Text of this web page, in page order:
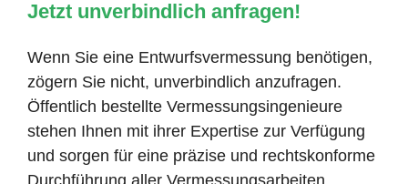
Jetzt unverbindlich anfragen!
Wenn Sie eine Entwurfsvermessung benötigen,
zögern Sie nicht, unverbindlich anzufragen.
Öffentlich bestellte Vermessungsingenieure
stehen Ihnen mit ihrer Expertise zur Verfügung
und sorgen für eine präzise und rechtskonforme